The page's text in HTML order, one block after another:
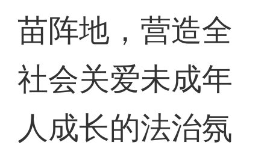
苗阵地，营造全
社会关爱未成年
人成长的法治氛